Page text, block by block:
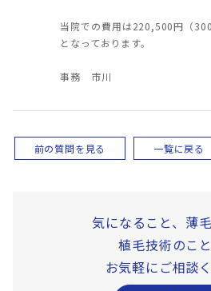
当院での費用は220,500円（
となっております。
事務 市川
前の質問を見る 一覧に戻る
気になること、薄毛
植毛技術のこと
お気軽にご相談